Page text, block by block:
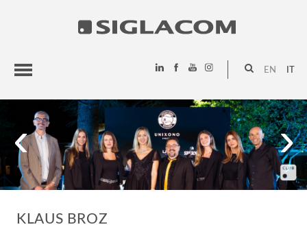
EN
HIGHLIGHTS
PROGETTI
SIGLACOM
‹ ›
KLAUS BROZ